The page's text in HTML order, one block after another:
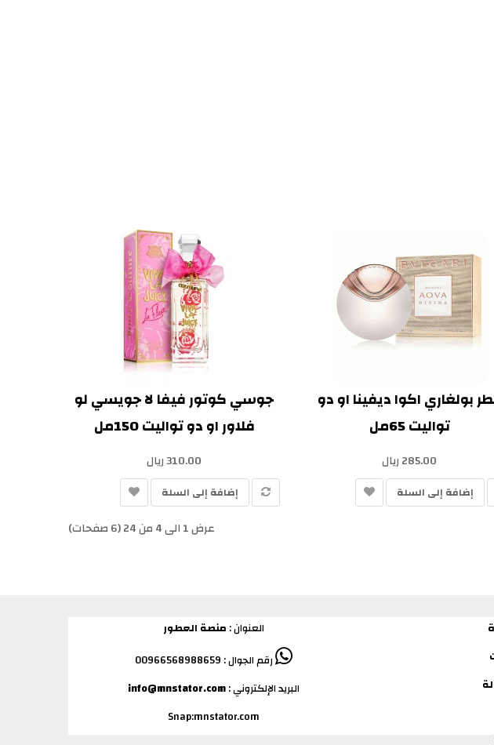
بولغاري اكوا ديفينا او دو
تواليت 65مل
285.00 ريال
إضافة إلى السلة
جوسي كوتور فيفا لا جويسي لو
فلاور او دو تواليت 150مل
310.00 ريال
إضافة إلى السلة
عرض 1 الى 4 من 24 (6 صفحات)
العنوان : منصة العطور
رقم الجوال : 00966568988659
البريد الإلكتروني :info@mnstator.com
Snap:mnstator.com